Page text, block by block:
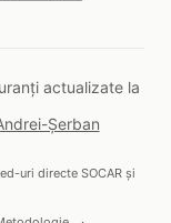
actualizate la
Șerban
uri directe SOCAR și